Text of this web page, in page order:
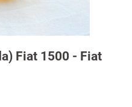
Fiat 1500 - Fiat